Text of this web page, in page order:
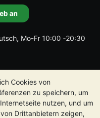
Cookies von
zu speichern, um
nutzen, und um
Drittanbietern zeigen,
an
Mo-Fr 10:00 -20:30